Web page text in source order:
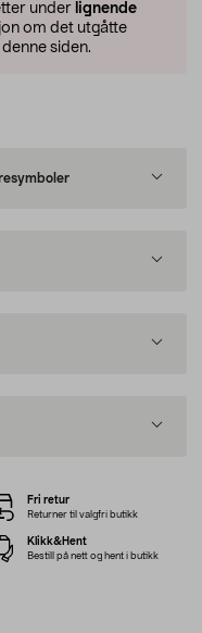
under lignende
om det utgåtte
siden.
Fri retur
Returner til valgfri butikk
Klikk&Hent
Bestill på nett og hent i butikk